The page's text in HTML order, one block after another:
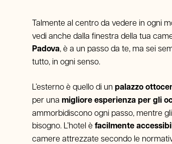
Talmente al centro da vedere in ogni
vedi anche dalla finestra della tua
Padova, è a un passo da te, ma sei
tutto, in ogni senso.
L’esterno è quello di un palazzo
per una migliore esperienza per gli
ammorbidiscono ogni passo, mentre
bisogno. L’hotel è facilmente
camere attrezzate secondo le